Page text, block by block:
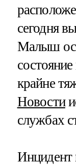
сегодня
Малыш
крайне
Новости
службах
Инцидент